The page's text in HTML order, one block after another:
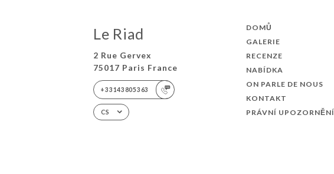
Le Riad
2 Rue Gervex
75017 Paris France
+33143805363
CS
DOMŮ
GALERIE
RECENZE
NABÍDKA
ON PARLE DE NOUS
KONTAKT
PRÁVNÍ UPOZORNĚNÍ